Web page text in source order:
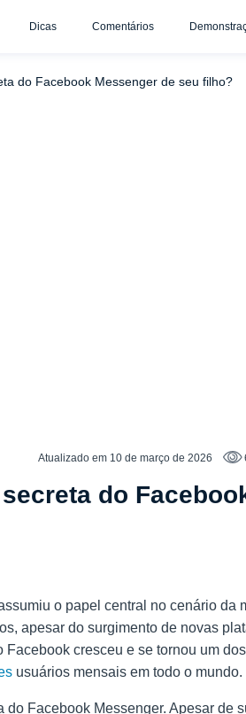
Dicas Comentários
do Facebook Messenger de seu filho?
Atualizado em 10 de março de 2026
do
o papel central no cenário da
apesar do surgimento de novas
cresceu e se tornou um
usuários mensais em todo o mundo.
Facebook Messenger. Apesar de
outro telefone? Exibir a